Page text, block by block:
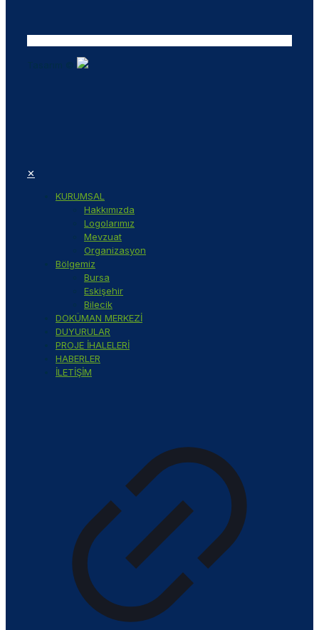
✕
KURUMSAL
Hakkımızda
Logolarımız
Mevzuat
Organizasyon
Bölgemiz
Bursa
Eskişehir
Bilecik
DOKÜMAN MERKEZİ
DUYURULAR
PROJE İHALELERİ
HABERLER
İLETİŞİM